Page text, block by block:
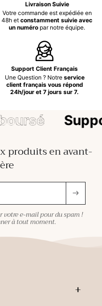
Livraison Suivie
Votre commande est expédiée en
48h etconstamment suivie avec
un numéro par notre équipe.
Support Client Français
Une Question ? Notre service
client français vous répond
24h/jour et 7 jours sur 7.
produits en avant-
votre e-mail pour du spam !
à tout moment.